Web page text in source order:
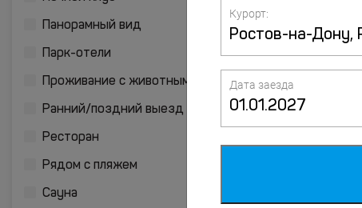
Панорамный вид
Парк-отели
Проживание с животными
Ранний/поздний выезд
Ресторан
Рядом с пляжем
Сауна
8.7 57
Курорт:
Дата заезда